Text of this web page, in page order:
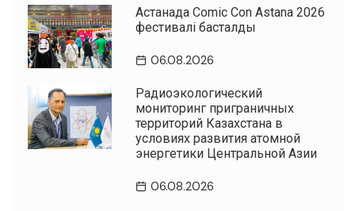
Астанада Comic Con Astana 2026
фестивалі басталды
06.08.2026
Радиоэкологический
мониторинг приграничных
территорий Казахстана в
условиях развития атомной
энергетики Центральной Азии
06.08.2026